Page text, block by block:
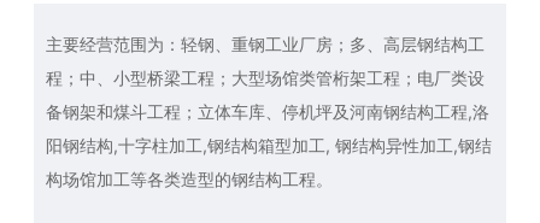
主要经营范围为：轻钢、重钢工业厂房；多、高层钢结构工
程；中、小型桥梁工程；大型场馆类管桁架工程；电厂类设
备钢架和煤斗工程；立体车库、停机坪及河南钢结构工程,洛
阳钢结构,十字柱加工,钢结构箱型加工, 钢结构异性加工,钢结
构场馆加工等各类造型的钢结构工程。